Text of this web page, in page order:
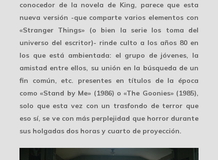
conocedor de la novela de King, parece que esta
nueva versión -que comparte varios elementos con
«Stranger Things» (o bien la serie los toma del
universo del escritor)- rinde culto a los años 80 en
los que está ambientada: el grupo de jóvenes, la
amistad entre ellos, su unión en la búsqueda de un
fin común, etc. presentes en títulos de la época
como «Stand by Me» (1986) o «The Goonies» (1985),
solo que esta vez con un trasfondo de terror que
eso sí, se ve con más perplejidad que horror durante
sus holgadas dos horas y cuarto de proyección.